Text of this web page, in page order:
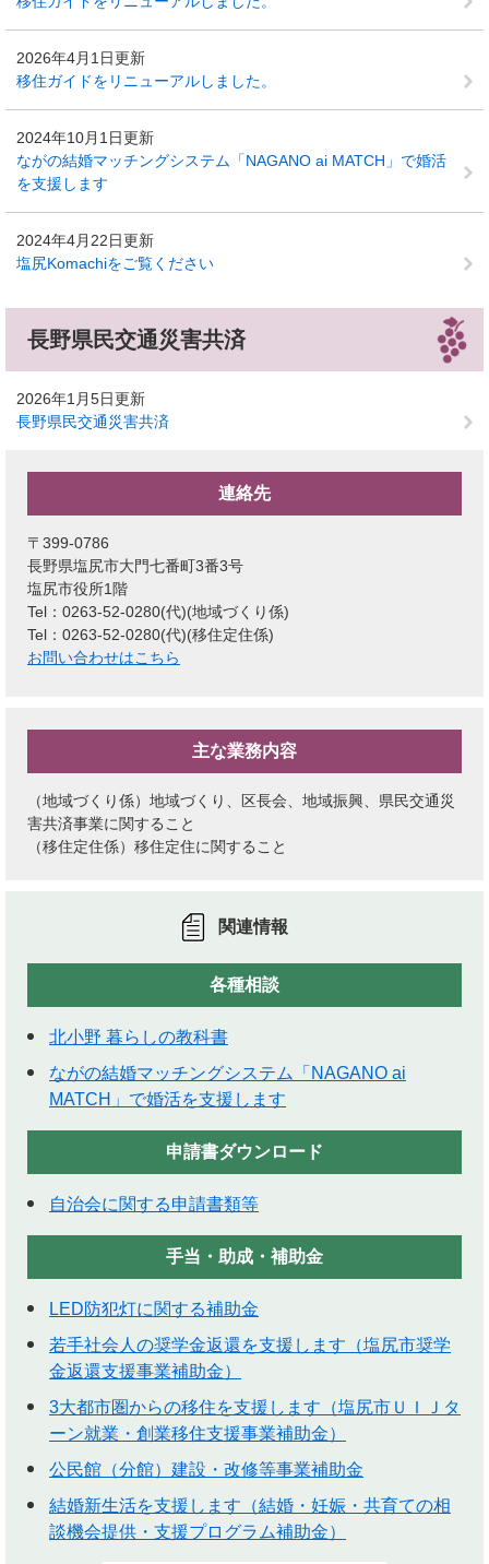
2026年4月1日更新
移住ガイドをリニューアルしました。
2024年10月1日更新
ながの結婚マッチングシステム「NAGANO ai MATCH」で婚活
を支援します
2024年4月22日更新
塩尻Komachiをご覧ください
長野県民交通災害共済
2026年1月5日更新
長野県民交通災害共済
連絡先
〒399-0786
長野県塩尻市大門七番町3番3号
塩尻市役所1階
Tel：0263-52-0280(代) 地域づくり係
Tel：0263-52-0280(代) 移住定住係
お問い合わせはこちら
主な業務内容
（地域づくり係）地域づくり、区長会、地域振興、県民交通災
害共済事業に関すること
（移住定住係）移住定住に関すること
関連情報
各種相談
北小野 暮らしの教科書
ながの結婚マッチングシステム「NAGANO ai
MATCH」で婚活を支援します
申請書ダウンロード
自治会に関する申請書類等
手当・助成・補助金
LED防犯灯に関する補助金
若手社会人の奨学金返還を支援します（塩尻市奨学
金返還支援事業補助金）
3大都市圏からの移住を支援します（塩尻市ＵＩＪタ
ーン就業・創業移住支援事業補助金）
公民館（分館）建設・改修等事業補助金
結婚新生活を支援します（結婚・妊娠・共育ての相
談機会提供・支援プログラム補助金）